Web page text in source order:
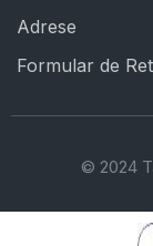
Adrese
Formular de
© 2024